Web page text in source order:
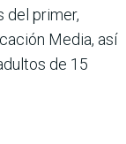
del primer,
Media, así
de 15